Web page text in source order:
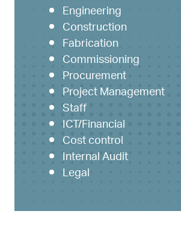
Engineering
Construction
Fabrication
Commissioning
Procurement
Project Management
Staff
ICT/Financial
Cost control
Internal Audit
Legal